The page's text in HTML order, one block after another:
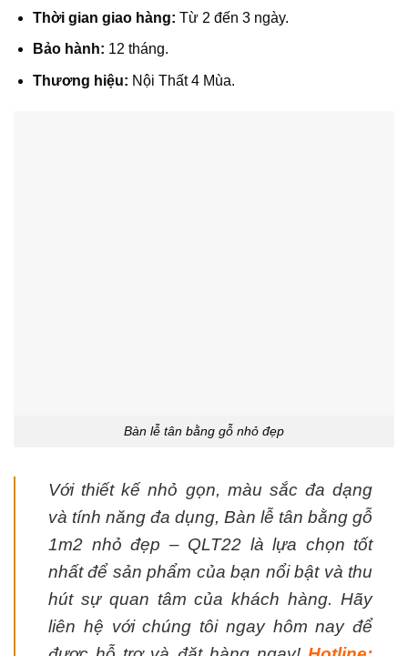
Thời gian giao hàng: Từ 2 đến 3 ngày.
Bảo hành: 12 tháng.
Thương hiệu: Nội Thất 4 Mùa.
Bàn lễ tân bằng gỗ nhỏ đẹp
Với thiết kế nhỏ gọn, màu sắc đa dạng
và tính năng đa dụng, Bàn lễ tân bằng gỗ
1m2 nhỏ đẹp – QLT22 là lựa chọn tốt
nhất để sản phẩm của bạn nổi bật và thu
hút sự quan tâm của khách hàng. Hãy
liên hệ với chúng tôi ngay hôm nay để